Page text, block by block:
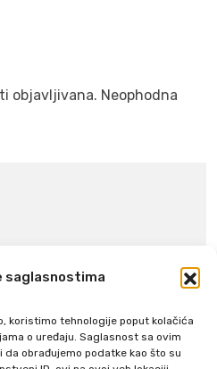
saglasnostima
koristimo tehnologije poput kolačića
o uređaju. Saglasnost sa ovim
obrađujemo podatke kao što su
objavljivana. Neophodna